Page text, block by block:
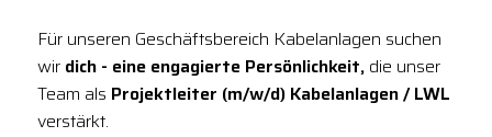
Für unseren Geschäftsbereich Kabelanlagen suchen
wir dich - eine engagierte Persönlichkeit, die unser
Team als Projektleiter (m/w/d) Kabelanlagen / LWL
verstärkt.